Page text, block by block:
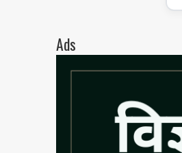
Ads